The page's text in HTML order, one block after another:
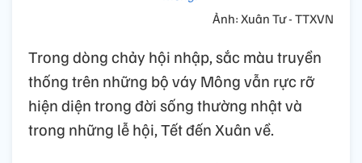
Ảnh: Xuân Tư - TTXVN
Trong dòng chảy hội nhập, sắc màu truyền
thống trên những bộ váy Mông vẫn rực rỡ
hiện diện trong đời sống thường nhật và
trong những lễ hội, Tết đến Xuân về.